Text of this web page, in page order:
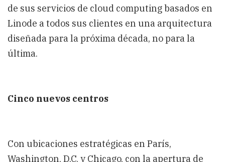
de sus servicios de cloud computing basados en
Linode a todos sus clientes en una arquitectura
diseñada para la próxima década, no para la
última.
Cinco nuevos centros
Con ubicaciones estratégicas en París,
Washington, D.C. y Chicago, con la apertura de